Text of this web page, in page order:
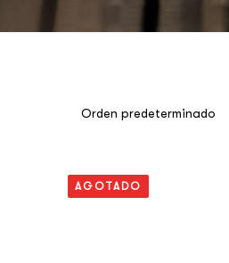
AGOTADO